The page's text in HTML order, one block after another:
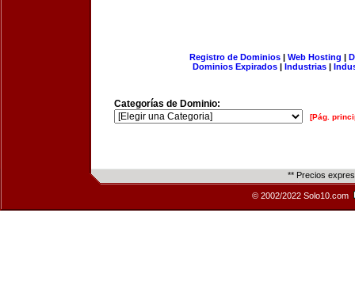
Registro de Dominios| Web Hosting |
Dominios Expirados | Industrias |
Categorías de Dominio:
[Pág.
** Precios
© 2002/2022 Solo10.com